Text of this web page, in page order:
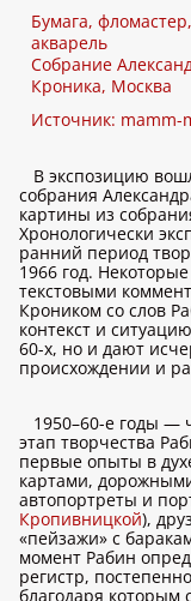
Бумага,
акварель
Собрание
Кроника, Москва
Источник: mamm-
В экспозицию
собрания
картины из
Хронологически
ранний период
1966 год.
текстовыми
Кроником со слов
контекст и
60-х, но и дают
происхождении и
1950–60-е годы —
этап творчества
первые опыты в
картами,
автопортреты и
Кропивницкой),
«пейзажи» с
момент Рабин
регистр,
благодаря которым